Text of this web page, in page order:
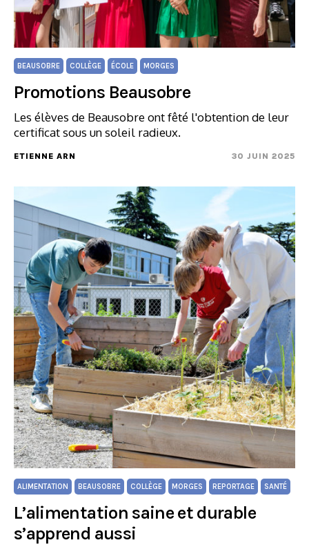
BEAUSOBRE COLLÈGE ÉCOLE MORGES
Promotions Beausobre
Les élèves de Beausobre ont fêté l'obtention de leur
certificat sous un soleil radieux.
ETIENNE ARN 30 JUIN 2025
ALIMENTATION BEAUSOBRE COLLÈGE MORGES REPORTAGE SANTÉ
L’alimentation saine et durable
s’apprend aussi